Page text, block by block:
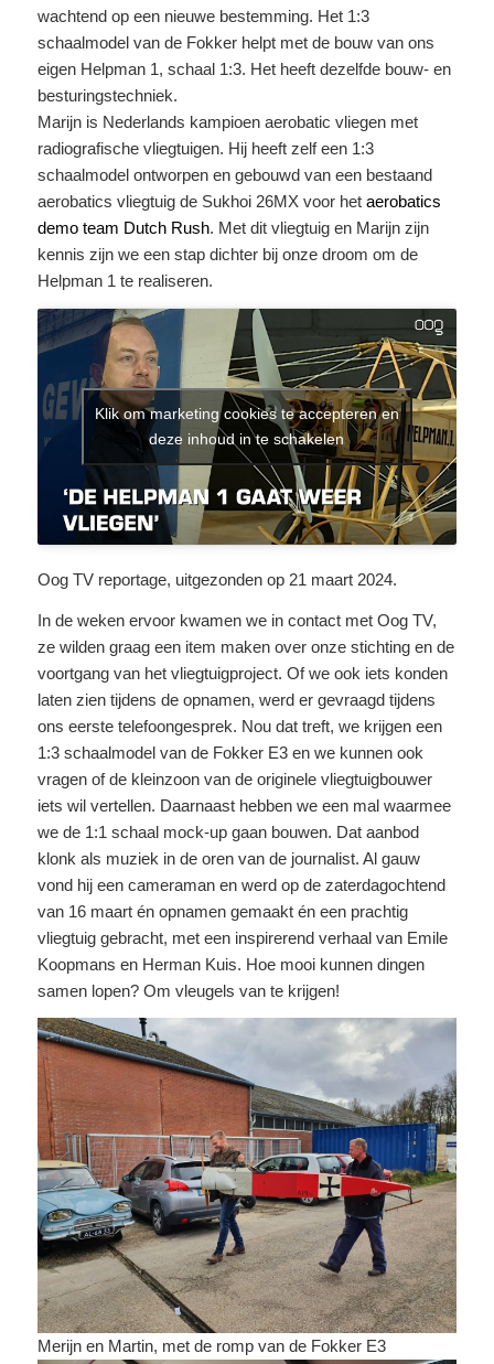
wachtend op een nieuwe bestemming. Het 1:3
schaalmodel van de Fokker helpt met de bouw van ons
eigen Helpman 1, schaal 1:3. Het heeft dezelfde bouw- en
besturingstechniek.
Marijn is Nederlands kampioen aerobatic vliegen met
radiografische vliegtuigen. Hij heeft zelf een 1:3
schaalmodel ontworpen en gebouwd van een bestaand
aerobatics vliegtuig de Sukhoi 26MX voor het aerobatics
demo team Dutch Rush. Met dit vliegtuig en Marijn zijn
kennis zijn we een stap dichter bij onze droom om de
Helpman 1 te realiseren.
Klik om marketing cookies te accepteren en
deze inhoud in te schakelen
Oog TV reportage, uitgezonden op 21 maart 2024.
In de weken ervoor kwamen we in contact met Oog TV,
ze wilden graag een item maken over onze stichting en de
voortgang van het vliegtuigproject. Of we ook iets konden
laten zien tijdens de opnamen, werd er gevraagd tijdens
ons eerste telefoongesprek. Nou dat treft, we krijgen een
1:3 schaalmodel van de Fokker E3 en we kunnen ook
vragen of de kleinzoon van de originele vliegtuigbouwer
iets wil vertellen. Daarnaast hebben we een mal waarmee
we de 1:1 schaal mock-up gaan bouwen. Dat aanbod
klonk als muziek in de oren van de journalist. Al gauw
vond hij een cameraman en werd op de zaterdagochtend
van 16 maart én opnamen gemaakt én een prachtig
vliegtuig gebracht, met een inspirerend verhaal van Emile
Koopmans en Herman Kuis. Hoe mooi kunnen dingen
samen lopen? Om vleugels van te krijgen!
Merijn en Martin, met de romp van de Fokker E3